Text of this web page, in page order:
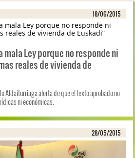
18/06/2015
Ley porque no responde ni
reales de vivienda de
Aldaiturriaga alerta de que el texto aprobado no
ni económicas.
28/05/2015